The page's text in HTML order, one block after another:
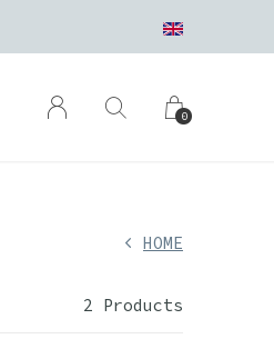
0
HOME
2 Products